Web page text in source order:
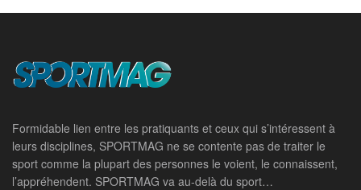
Formidable lien entre les pratiquants et ceux qui s’intéressent à
leurs disciplines, SPORTMAG ne se contente pas de traiter le
sport comme la plupart des personnes le voient, le connaissent,
l’appréhendent. SPORTMAG va au-delà du sport…